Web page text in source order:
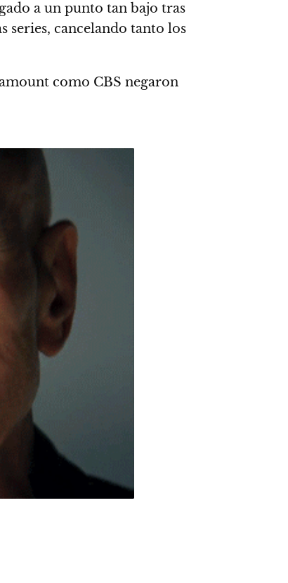
a un punto tan bajo tras
series, cancelando tanto los
como CBS negaron